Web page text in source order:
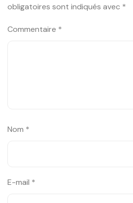
obligatoires sont indiqués avec *
Commentaire *
Nom *
E-mail *